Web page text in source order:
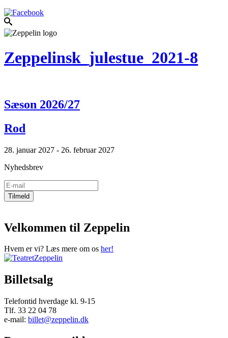
Zeppelinsk_julestue_2021-8
Sæson 2026/27
Rod
28. januar 2027 - 26. februar 2027
Nyhedsbrev
Velkommen til Zeppelin
Hvem er vi? Læs mere om os her!
Billetsalg
Telefontid hverdage kl. 9-15
Tlf. 33 22 04 78
e-mail: billet@zeppelin.dk